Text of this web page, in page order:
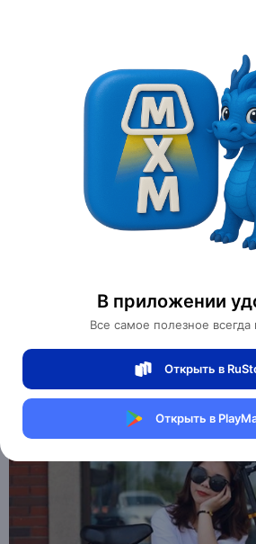
В приложении
Все самое полезное всегда
Открыть в
Открыть в
Категории Спортивные
Городской Велосипед
0 отзывов
Магазин Motors Store
Артикул:PIGEONSF498